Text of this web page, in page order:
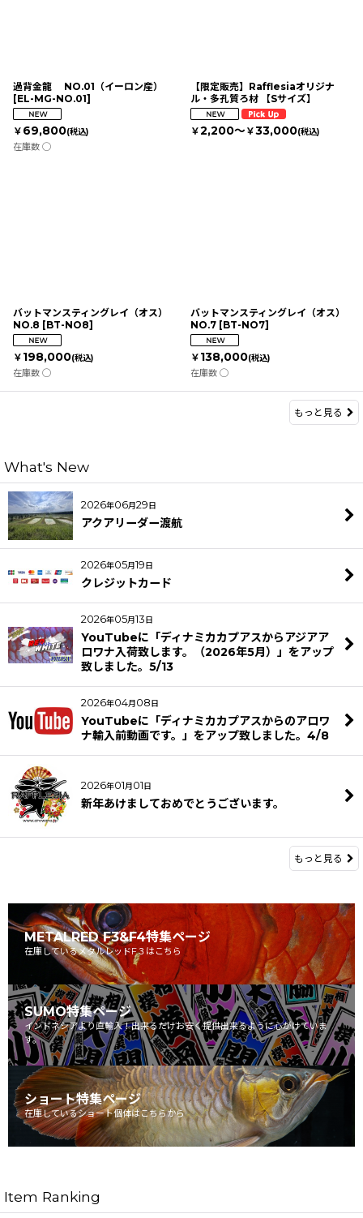
過背金龍 NO.01（イーロン産）
[EL-MG-NO.01]
￥ 69,800(税込)
在庫数 ◯
【限定販売】Rafflesiaオリジナ
ル・多孔質ろ材 【Sサイズ】
￥2,200～￥33,000(税込)
バットマンスティングレイ（オス）
NO.8 [BT-NO8]
￥ 198,000(税込)
在庫数 ◯
バットマンスティングレイ（オス）
NO.7 [BT-NO7]
￥ 138,000(税込)
在庫数 ◯
もっと見る
What's New
2026年06月29 日
アクアリーダー渡航
2026年05月19 日
クレジットカード
2026年05月13 日
YouTubeに「ディナミカカプアスからアジアア
ロワナ入荷致します。（2026年5月）」をアップ
致しました。5/13
2026年04月 08 日
YouTubeに「ディナミカカプアスからのアロワ
ナ輸入前動画です。」をアップ致しました。4/8
2026年01月 01 日
新年あけましておめでとうございます。
もっと見る
METALRED F3&F4特集ページ
在庫しているメタルレッドF３はこちら
SUMO特集ページ
インドネシアより直輸入！出来るだけお安く提供出来るように心がけていま
す。
ショート特集ページ
在庫しているショート個体はこちらから
Item Ranking